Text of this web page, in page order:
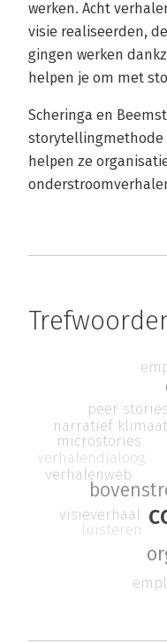
werken. Acht
visie realiseerden,
gingen werken
helpen je om met
Scheringa en
storytellingmethode
helpen ze
visieverhaal
verhalenweb
verhalendialoog
microstories
narratief klimaat
luisteren
peer stories